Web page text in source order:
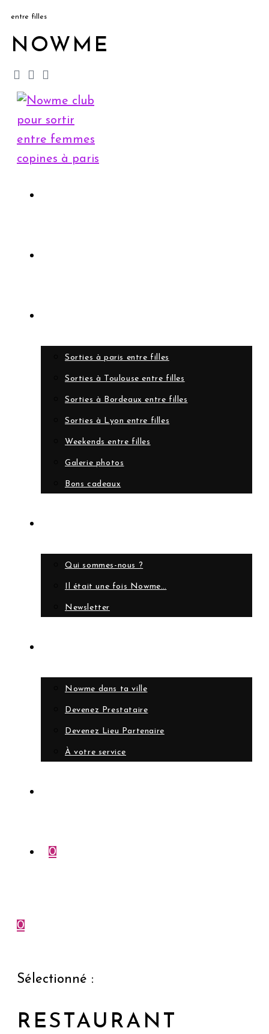
entre filles
NOWME
Sorties à paris entre filles
Sorties à Toulouse entre filles
Sorties à Bordeaux entre filles
Sorties à Lyon entre filles
Weekends entre filles
Galerie photos
Bons cadeaux
Qui sommes-nous ?
Il était une fois Nowme…
Newsletter
Nowme dans ta ville
Devenez Prestataire
Devenez Lieu Partenaire
À votre service
0
0
Sélectionné :
RESTAURANT